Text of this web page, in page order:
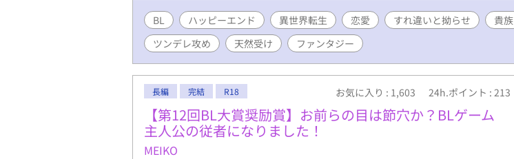
BL ハッピーエンド 異世界転生 恋愛 すれ違いと拗らせ
貴族
ツンデレ攻め
天然受け ファンタジー
長編 完結 R18 お気に入り : 1,603 24h.ポイント : 213
【第12回BL大賞奨励賞】お前らの目は節穴か？BLゲーム
主人公の従者になりました！
MEIKO